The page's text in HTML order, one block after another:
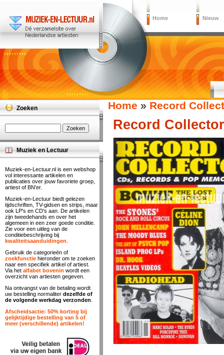
Home Nieuw
Home » Record
Record
Zoeken
Muziek en Lectuur
Muziek-en-Lectuur.nl is een webshop
vol interessante artikelen en
publicaties over jouw favoriete groep,
artiest of BN'er.
Muziek-en-Lectuur biedt gelezen
tijdschriften, TV-gidsen en strips, maar
ook LP's en CD's aan. De artikelen
zijn tweedehands en over het
algemeen in een zeer goede conditie.
Zie voor een uitleg van de
conditiebeschrijving bij
kwaliteitsaanduidingen
Gebruik de categorieën of
zoekfunctie hieronder om te zoeken
naar een specifiek artikel of artiest.
Via het alfabet bovenin wordt een
overzicht van artiesten gegeven.
Na ontvangst van de betaling wordt
uw bestelling normaliter dezelfde of
de volgende werkdag verzonden
Afscheidsactie: 50% korting bij
gelijktijdige bestelling van 5 of
meer (verschillende) artikelen!